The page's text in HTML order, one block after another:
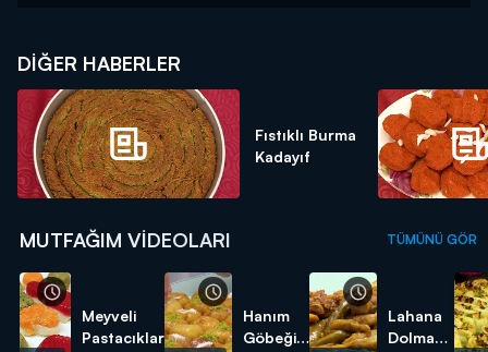
DIĞER HABERLER
Fıstıklı Burma
Kadayıf
MUTFAĞIM VIDEOLARI TÜMÜNÜ GÖR
Meyveli
Pastacıklar
Hanım
Göbeği
Lahana
Dolması